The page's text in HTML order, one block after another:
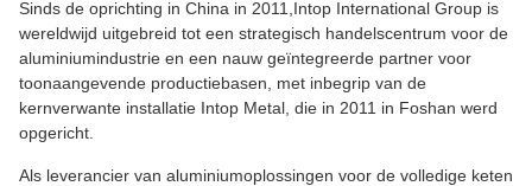
Sinds de oprichting in China in 2011,Intop International Group is
wereldwijd uitgebreid tot een strategisch handelscentrum voor de
aluminiumindustrie en een nauw geïntegreerde partner voor
toonaangevende productiebasen, met inbegrip van de
kernverwante installatie Intop Metal, die in 2011 in Foshan werd
opgericht.
Als leverancier van aluminiumoplossingen voor de volledige keten